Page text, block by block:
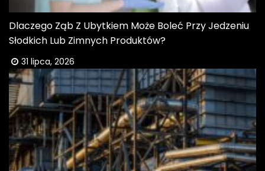
Dlaczego Ząb Z Ubytkiem Może Boleć Przy Jedzeniu
Słodkich Lub Zimnych Produktów?
31 lipca, 2026